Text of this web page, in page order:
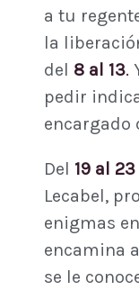
a tu
la
del 8 al 13.
pedir
encargado
Del 19 al
Lecabel,
enigmas
encamina
se le